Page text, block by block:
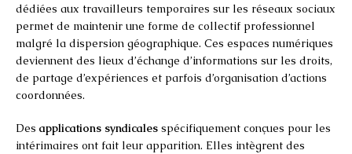
dédiées aux travailleurs temporaires sur les réseaux sociaux
permet de maintenir une forme de collectif professionnel
malgré la dispersion géographique. Ces espaces numériques
deviennent des lieux d’échange d’informations sur les droits,
de partage d’expériences et parfois d’organisation d’actions
coordonnées.
Des applications syndicales spécifiquement conçues pour les
intérimaires ont fait leur apparition. Elles intègrent des